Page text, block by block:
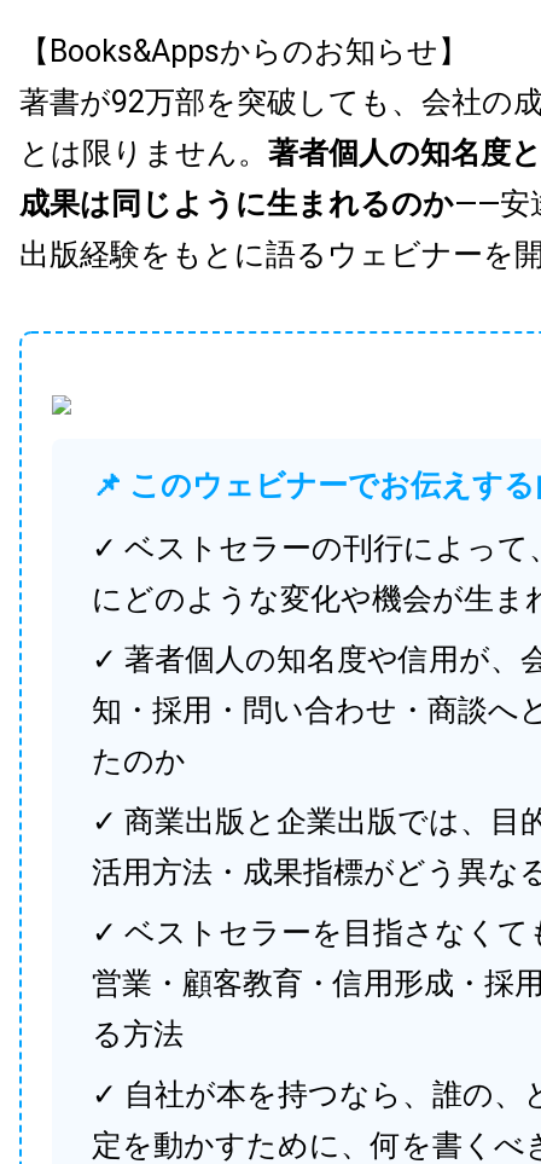
【Books&Appsからのお知らせ】
著書が92万部を突破しても、会社の
とは限りません。 著者個人の知名度
成果は同じように生まれるのか——安
出版経験をもとに語るウェビナーを
📌 このウェビナーでお伝えす
✓ ベストセラーの刊行によって
にどのような変化や機会が生ま
✓ 著者個人の知名度や信用が、
知・採用・問い合わせ・商談へ
たのか
✓ 商業出版と企業出版では、目
活用方法・成果指標がどう異な
✓ ベストセラーを目指さなくて
営業・顧客教育・信用形成・採
る方法
✓ 自社が本を持つなら、誰の、
定を動かすために、何を書くべ